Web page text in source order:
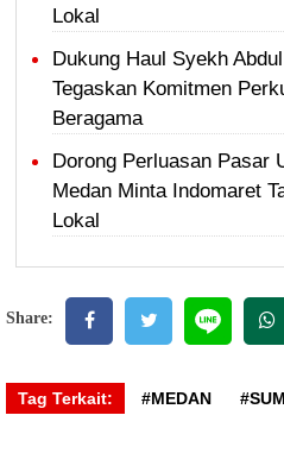
Lokal
Dukung Haul Syekh
Tegaskan Komitmen
Beragama
Dorong Perluasan Pasar
Medan Minta Indomaret
Lokal
Share:
Tag Terkait: #MEDAN